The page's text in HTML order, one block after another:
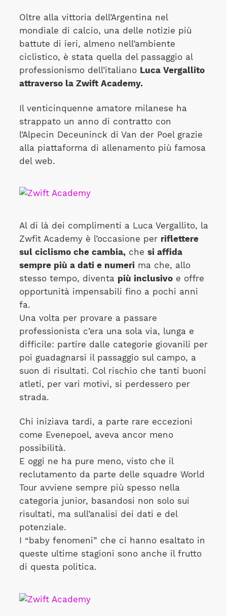
Oltre alla vittoria dell’Argentina nel
mondiale di calcio, una delle notizie più
battute di ieri, almeno nell’ambiente
ciclistico, è stata quella del passaggio al
professionismo dell’italiano Luca Vergallito
attraverso la Zwift Academy.
Il venticinquenne amatore milanese ha
strappato un anno di contratto con
l’Alpecin Deceuninck di Van der Poel grazie
alla piattaforma di allenamento più famosa
del web.
Al di là dei complimenti a Luca Vergallito, la
Zwfit Academy è l’occasione per riflettere
sul ciclismo che cambia,che si affida
sempre più a dati e numerima che, allo
stesso tempo, diventa più inclusivoe offre
opportunità impensabili fino a pochi anni
fa.
Una volta per provare a passare
professionista c’era una sola via, lunga e
difficile: partire dalle categorie giovanili per
poi guadagnarsi il passaggio sul campo, a
suon di risultati. Col rischio che tanti buoni
atleti, per vari motivi, si perdessero per
strada.
Chi iniziava tardi, a parte rare eccezioni
come Evenepoel, aveva ancor meno
possibilità.
E oggi ne ha pure meno, visto che il
reclutamento da parte delle squadre World
Tour avviene sempre più spesso nella
categoria junior, basandosi non solo sui
risultati, ma sull’analisi dei dati e del
potenziale.
I “baby fenomeni” che ci hanno esaltato in
queste ultime stagioni sono anche il frutto
di questa politica.